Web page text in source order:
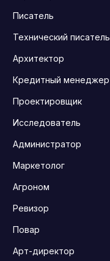
Писатель
Технический писатель
Архитектор
Кредитный менеджер
Проектировщик
Исследователь
Администратор
Маркетолог
Агроном
Ревизор
Повар
Арт-директор